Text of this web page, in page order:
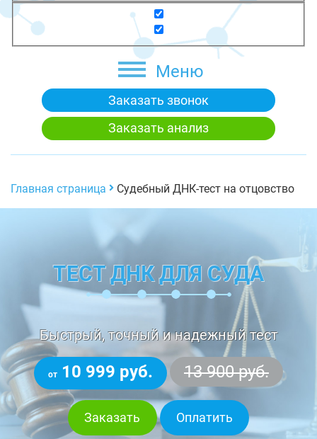
Меню
Заказать звонок
Заказать анализ
Главная страница Судебный ДНК-тест на отцовство
ТЕСТ ДНК ДЛЯ СУДА
Быстрый, точный и надежный тест
от 10 999 руб. 13 900 руб.
Заказать Оплатить